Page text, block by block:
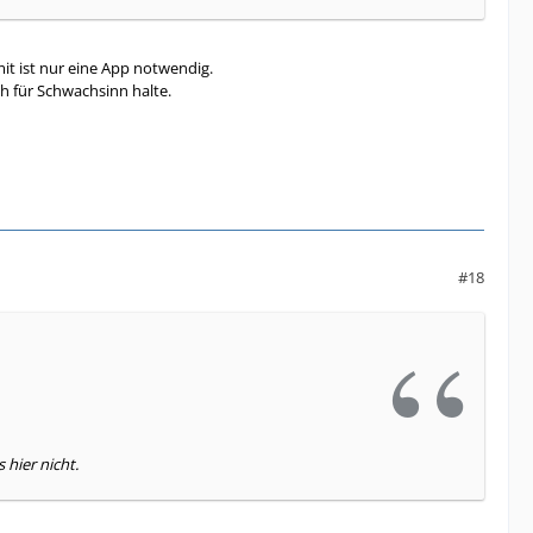
ist nur eine App notwendig.
für Schwachsinn halte.
#18
hier nicht.